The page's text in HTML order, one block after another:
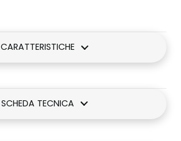
CARATTERISTICHE
SCHEDA TECNICA